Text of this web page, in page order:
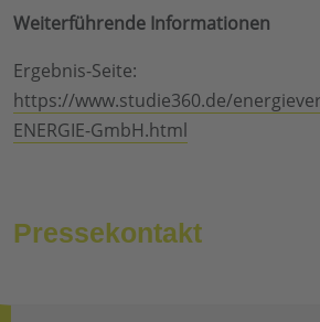
Weiterführende Informationen
Ergebnis-Seite:
https://www.studie360.de/
ENERGIE-GmbH.html
Pressekontakt